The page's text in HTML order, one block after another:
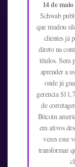
14 de
Schwab
que mudou
clientes já
direto na
títulos. Sem
aprender a
onde já
gerencia
de
Bitcoin
em ativos
vezes esse
transformar